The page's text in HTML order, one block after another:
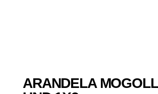
ARANDELA